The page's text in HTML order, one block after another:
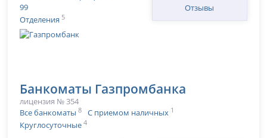
99
Отделения 5
Отзывы
Банкоматы Газпромбанка
лицензия № 354
Все банкоматы 8 С приемом наличных 1
Круглосуточные 4